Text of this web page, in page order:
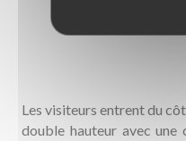
Les visiteurs entrent du
double hauteur avec